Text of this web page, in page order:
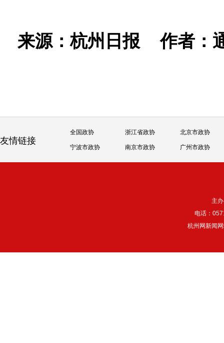
来源：杭州日报作者：
友情链接
全国政协 浙江省政协 北京市政协
宁波市政协 南京市政协 广州市政协
主
电话：
杭州网新闻